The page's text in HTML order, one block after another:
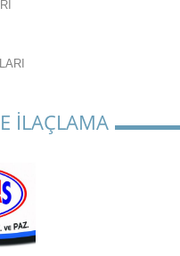
İLAÇLAMA